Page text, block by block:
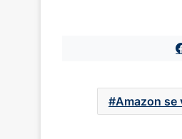
Amazon se